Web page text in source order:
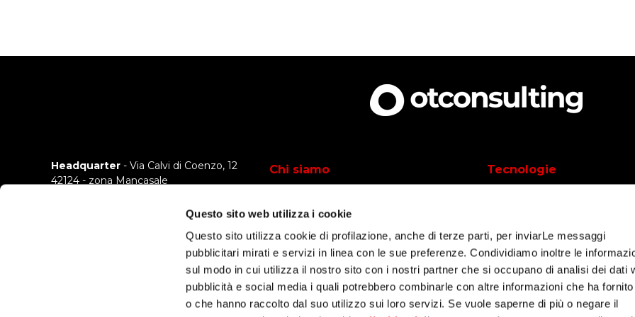
Questo sito web utilizza i cookie
Questo sito utilizza cookie di profilazione, anche di terze parti, per inviarLe messaggi
pubblicitari mirati e servizi in linea con le sue preferenze. Condividiamo inoltre le
sul modo in cui utilizza il nostro sito con i nostri partner che si occupano di analisi dei dati
pubblicità e social media i quali potrebbero combinarle con altre informazioni che ha
o che hanno raccolto dal suo utilizzo sui loro servizi. Se vuole saperne di più o negare il
Headquarter - Via Calvi di Coenzo, 12
42124 - zona Mancasale
- Via Pola, 11
Chi siamo
Azienda
Come lavoriamo
Certificazioni
Storie di successo
News
Tecnologie
Outsystems
Power Automate
IBM Process Mining